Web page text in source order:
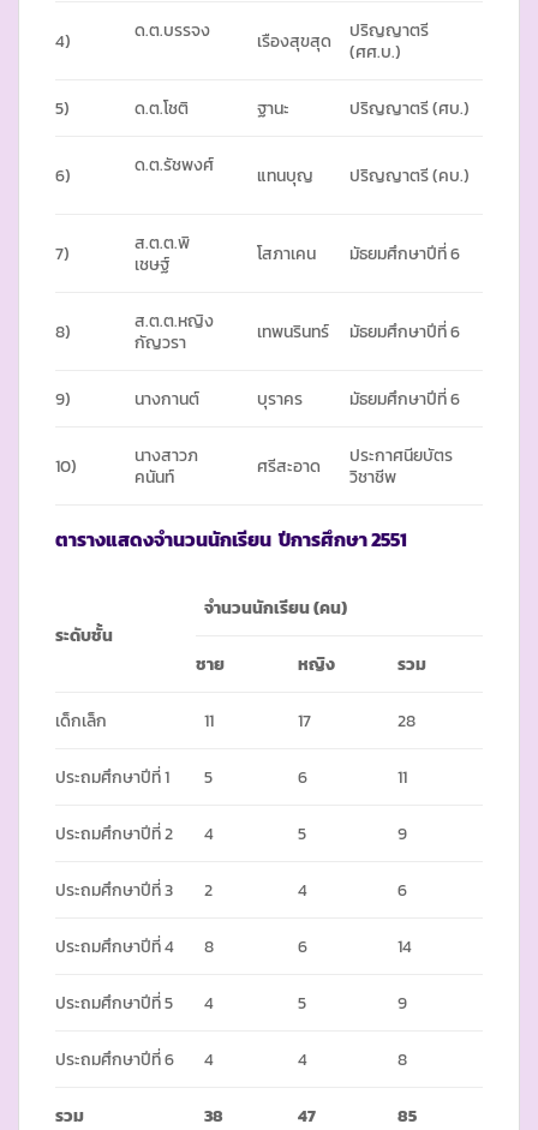
4) ด.ต.บรรจง เรืองสุขสุด
ปริญญาตรี
(ศศ.บ.)
5) ด.ต.โชติ ฐานะ ปริญญาตรี (ศบ.)
6) ด.ต.รัชพงศ์ แทนบุญ ปริญญาตรี (คบ.)
7)
ส.ต.ต.พิ
เชษฐ์
โสภาเคน มัธยมศึกษาปีที่ 6
8)
ส.ต.ต.หญิง
กัญวรา
เทพนรินทร์ มัธยมศึกษาปีที่ 6
9) นางกานต์ บุราคร มัธยมศึกษาปีที่ 6
10)
นางสาวภ
คนันท์
ศรีสะอาด
ประกาศนียบัตร
วิชาชีพ
ตารางแสดงจำนวนนักเรียน ปีการศึกษา2551
ระดับชั้น
จำนวนนักเรียน (คน)
ชาย หญิง รวม
เด็กเล็ก 11 17 28
ประถมศึกษาปีที่ 1 5 6 11
ประถมศึกษาปีที่ 2 4 5 9
ประถมศึกษาปีที่ 3 2 4 6
ประถมศึกษาปีที่ 4 8 6 14
ประถมศึกษาปีที่ 5 4 5 9
ประถมศึกษาปีที่ 6 4 4 8
รวม 38 47 85